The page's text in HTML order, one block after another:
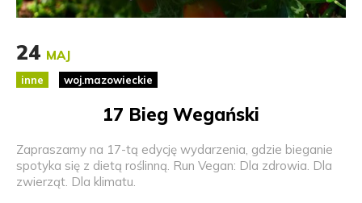
24 MAJ
inne woj.mazowieckie
17 Bieg Wegański
Zapraszamy na 17-tą edycję wydarzenia, gdzie bieganie
spotyka się z dietą roślinną. Run Vegan: Dla zdrowia. Dla
zwierząt. Dla klimatu.